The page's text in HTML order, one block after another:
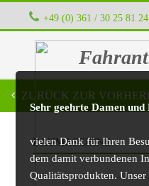
+49 (0) 361 / 30 25 81 24
Sehr geehrte Damen und
vielen Dank für Ihren
dem damit verbundenen
Qualitätsprodukten.
ZURÜCK ZUR
BAUMASCHINE